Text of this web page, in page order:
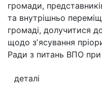
громади,
та внутрішньо
громаді, долучитися
щодо зʼясування
Ради з питань ВПО при
деталі